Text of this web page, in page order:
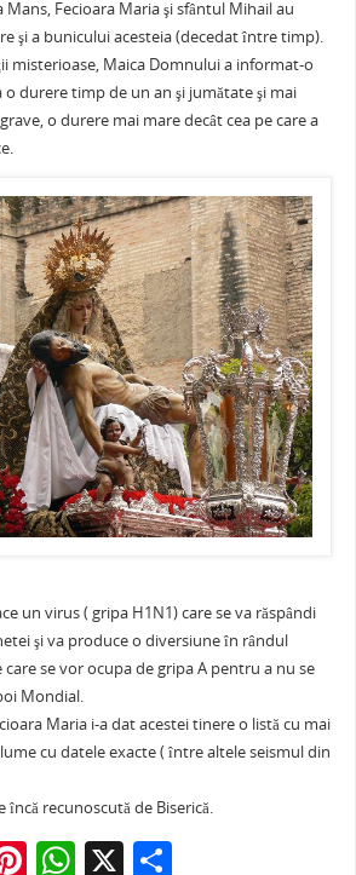
er
e
st
at
s
A
p
ta
je
a
Mans, Fecioara Maria şi sfântul Mihail au
şi a bunicului acesteia (decedat între timp).
misterioase, Maica Domnului a informat-o
o durere timp de un an şi jumătate şi mai
o durere mai mare decât cea pe care a
un virus ( gripa H1N1) care se va răspândi
şi va produce o diversiune în rândul
se vor ocupa de gripa A pentru a nu se
Mondial.
Maria i-a dat acestei tinere o listă cu mai
cu datele exacte ( între altele seismul din
încă recunoscută de Biserică.
Pi W X P